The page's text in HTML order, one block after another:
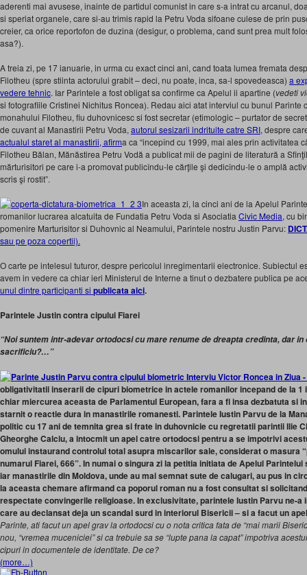
aderenti mai avusese, inainte de partidul comunist in care s-a intrat cu arcanul,
si speriat organele, care si-au trimis rapid la Petru Voda sifoane culese de prin
creier, ca orice reportofon de duzina (desigur, o problema, cand sunt prea mult
asa?).
A treia zi, pe 17 ianuarie, in urma cu exact cinci ani, cand toata lumea fremata
Filotheu (spre stiinta actorului grabit – deci, nu poate, inca, sa-l spovedeasca) a
vedere tehnic. Iar Parintele a fost obligat sa confirme ca Apelul ii apartine (vedeti
si fotografiile Cristinei Nichitus Roncea). Redau aici atat interviul cu bunul Parinte
monahului Filotheu, fiu duhovnicesc si fost secretar (etimologic – purtator de
de cuvant al Manastirii Petru Voda, autorul sesizarii indrituite catre SRI, despre
actualul staret al manastirii, afirma ca “incepînd cu 1999, mai ales prin activitatea
Filotheu Bălan, Mănăstirea Petru Vodă a publicat mii de pagini de literatură a
mărturisitori pe care i-a promovat publicîndu-le cărţile şi dedicîndu-le o amplă
scris şi rostit”.
In aceasta zi, la cinci ani de la Apelul
romanilor lucrarea alcatuita de Fundatia Petru Voda si Asociatia Civic Media, cu
pomenire Marturisitor si Duhovnic al Neamului, Parintele nostru Justin Parvu:
sau pe poza copertii).
O carte pe intelesul tuturor, despre pericolul inregimentarii electronice. Subiectul
avem in vedere ca chiar ieri Ministerul de Interne a tinut o dezbatere publica pe
unul dintre participanti si publicata aici.
Parintele Justin contra cipului Fiarei
“Noi suntem intr-adevar ortodocsi cu mare renume de dreapta credinta, dar
sacrificiu?…”
obligativitatii inserarii de cipuri biometrice in actele romanilor incepand de la
chiar miercurea aceasta de Parlamentul European, fara a fi insa dezbatuta si
starnit o reactie dura in manastirile romanesti. Parintele Iustin Parvu de la
politic cu 17 ani de temnita grea si frate in duhovnicie cu regretatii parintii Ilie
Gheorghe Calciu, a intocmit un apel catre ortodocsi pentru a se impotrivi
omului instaurand controlul total asupra miscarilor sale, considerat o masura
numarul Fiarei, 666”. In numai o singura zi la petitia initiata de Apelul
iar manastirile din Moldova, unde au mai semnat sute de calugari, au pus in
la aceasta chemare afirmand ca poporul roman nu a fost consultat si
respectate convingerile religioase. In exclusivitate, parintele Iustin Parvu ne-a
care au declansat deja un scandal surd in interiorul Bisericii – si a facut un
Parinte, ati facut un apel grav la ortodocsi cu o nota critica fata de “mai marii
nou, “vremea muceniciei” si ca trebuie sa se “lupte pana la capat” impotriva
cipuri in documentele de identitate. De ce?
(more…)